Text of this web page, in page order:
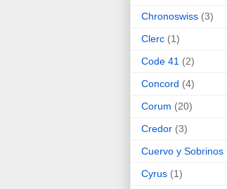
Chronoswiss (3)
Clerc (1)
Code 41 (2)
Concord (4)
Corum (20)
Credor (3)
Cuervo y Sobrinos
Cyrus (1)